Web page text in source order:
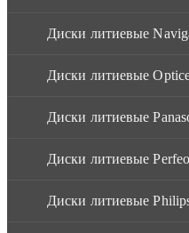
Диски литиевые
Диски литиевые
Диски литиевые
Диски литиевые Perfeo
Диски литиевые